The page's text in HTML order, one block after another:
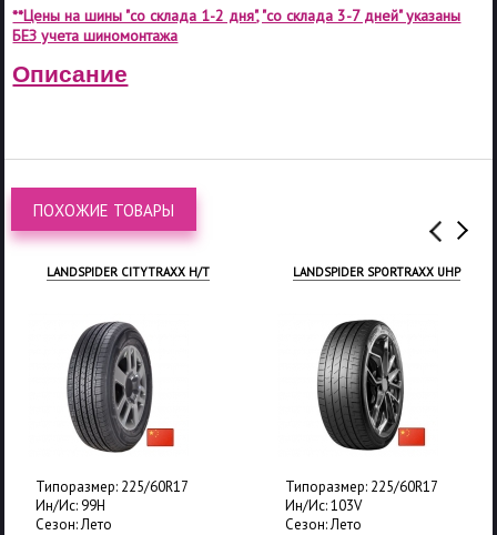
**Цены на шины "со склада 1-2 дня", "со склада 3-7 дней" указаны
БЕЗ учета шиномонтажа
Описание
ПОХОЖИЕ ТОВАРЫ
LANDSPIDER SPORTRAXX UHP
Типоразмер: 225/60R17
Ин/Ис: 103V
Сезон: Лето
TRACMAX X-PRIVILO TX9
Типоразмер: 225/60R17
Ин/Ис: 99H
Сезон: Лето